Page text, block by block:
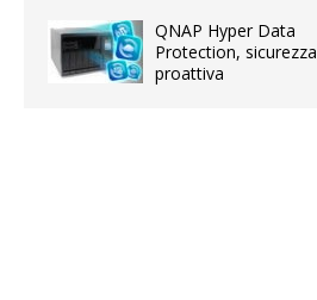
QNAP Hyper Data
Protection, sicurezza
proattiva